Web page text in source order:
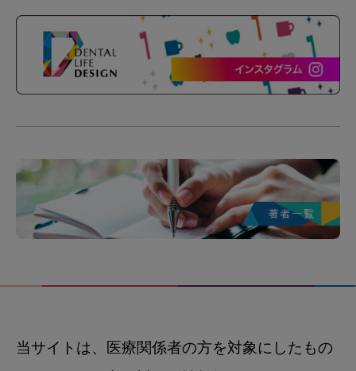
当サイトは、医療関係者の方を対象にしたもの